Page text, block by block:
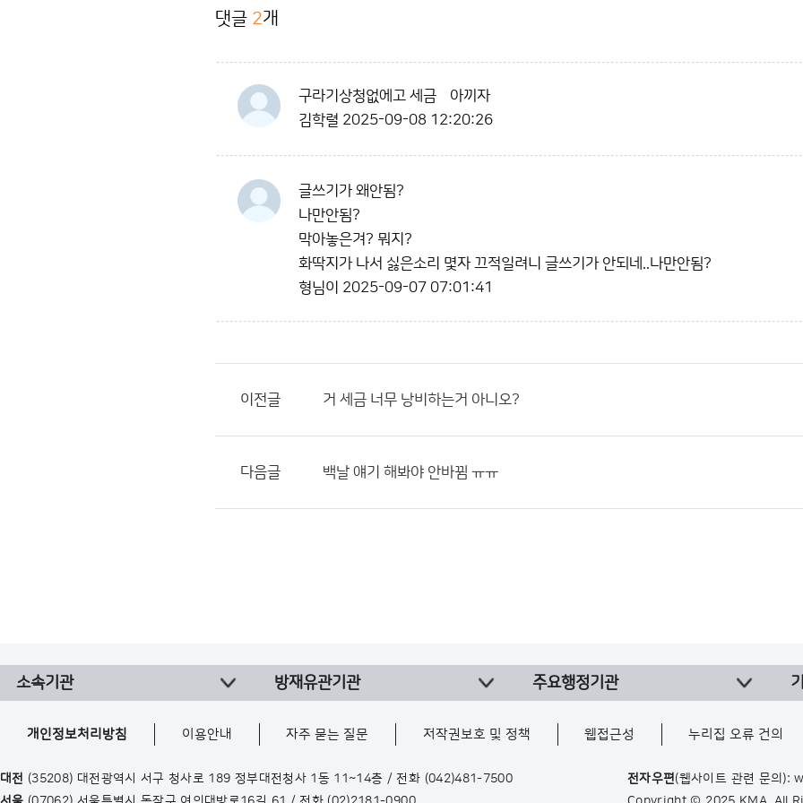
댓글 2개
구라기상청없에고 세금앆아끼자
김학렬 2025-09-08 12:20:26
글쓰기가 왜안됨?
나만안됨?
막아놓은겨? 뭐지?
화딱지가 나서 싫은소리 몇자 끄적일려니 글쓰기가 안되네..나만안됨?
형님이 2025-09-07 07:01:41
이전글 거 세금 너무 낭비하는거 아니오?
다음글 백날 얘기 해봐야 안바뀜 ㅠㅠ
소속기관 방재유관기관 주요행정기관
개인정보처리방침 이용안내 자주 묻는 질문 저작권보호 및 정책 웹접근성 누리집 오류 건의
대전 (35208) 대전광역시 서구 청사로 189 정부대전청사 1동 11~14층 / 전화 (042)481-7500
전자우편(웹사이트 관련 문의